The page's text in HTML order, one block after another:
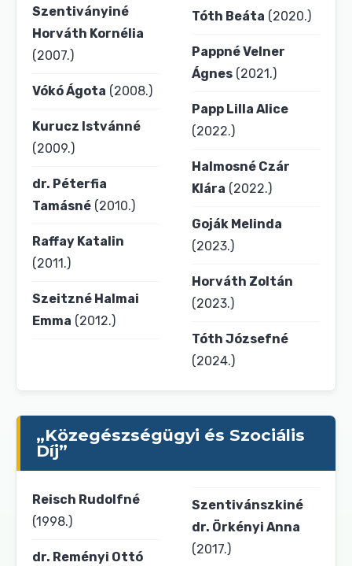
Szentiványiné
Horváth Kornélia
(2007.)
Vókó Ágota (2008.)
Kurucz Istvánné
(2009.)
dr. Péterfia
Tamásné (2010.)
Raffay Katalin
(2011.)
Szeitzné Halmai
Emma (2012.)
Tóth Beáta (2020.)
Pappné Velner
Ágnes (2021.)
Papp Lilla Alice
(2022.)
Halmosné Czár
Klára (2022.)
Goják Melinda
(2023.)
Horváth Zoltán
(2023.)
Tóth Józsefné
(2024.)
„Közegészségügyi és Szociális
Díj”
Reisch Rudolfné
(1998.)
dr. Reményi Ottó
Szentivánszkiné
dr. Örkényi Anna
(2017.)